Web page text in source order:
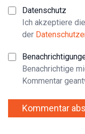
Datenschutz
Ich akzeptiere
der
Benachrichtige
Kommentar
Kommentar